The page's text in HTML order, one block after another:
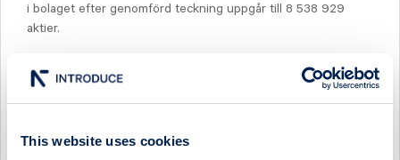
This website uses cookies
i bolaget efter genomförd teckning uppgår till 8 538 929
aktier.
För ytterligare information: Torbjörn Johansson, VD, CTT
Systems AB. Tel. 0155-205901 alt. mobil. 070-665 24 46
eller E-Post:
Besök även: www.ctt.se